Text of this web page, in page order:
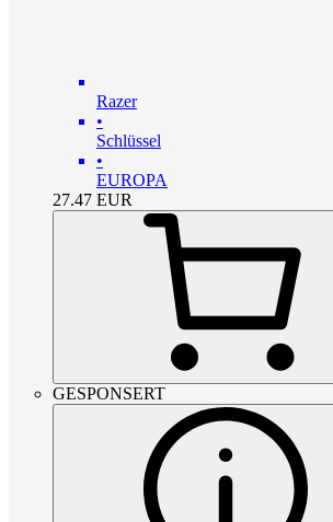
Razer
•
Schlüssel
•
EUROPA
27.47 EUR
GESPONSERT